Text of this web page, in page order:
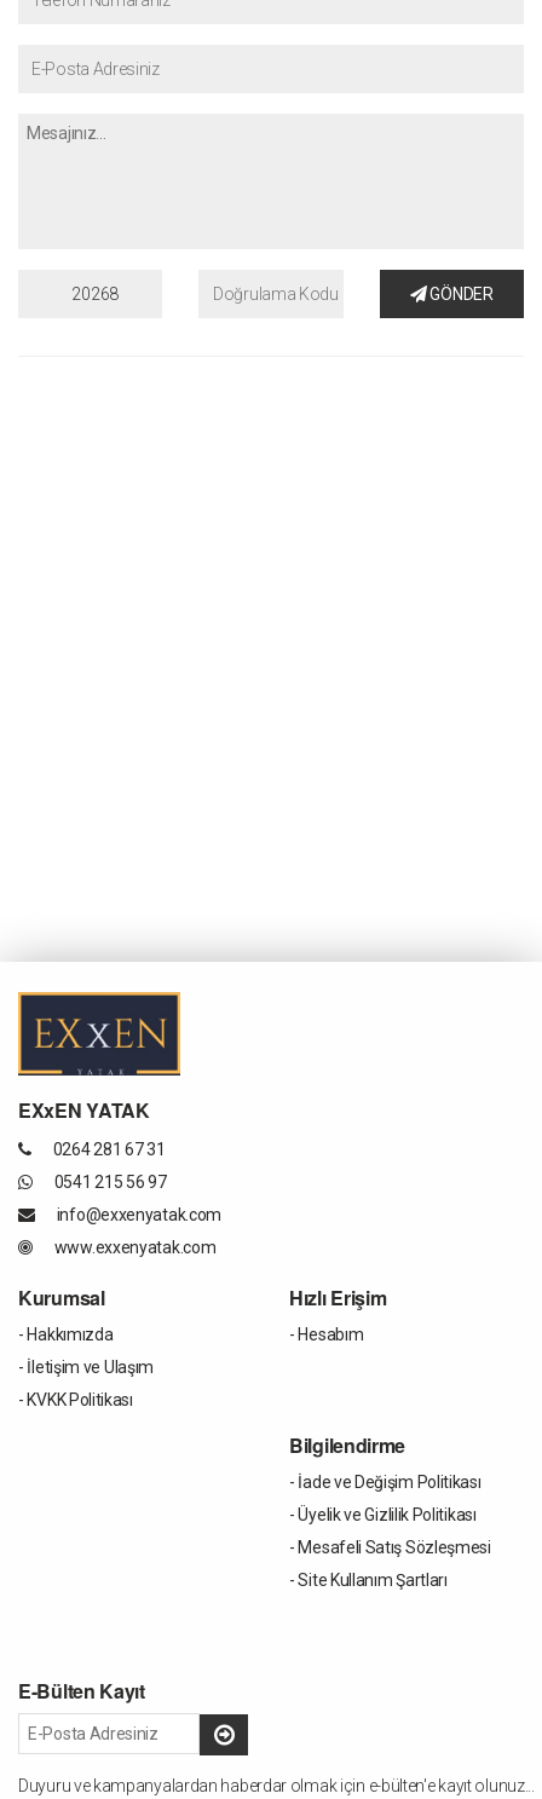
GÖNDER
EXxEN YATAK
0264 281 67 31
0541 215 56 97
info@exxenyatak.com
www.exxenyatak.com
Kurumsal
- Hakkımızda
- İletişim ve Ulaşım
- KVKK Politikası
Hızlı Erişim
- Hesabım
Bilgilendirme
- İade ve Değişim Politikası
- Üyelik ve Gizlilik Politikası
- Mesafeli Satış Sözleşmesi
- Site Kullanım Şartları
E-Bülten Kayıt
Duyuru ve kampanyalardan haberdar olmak için e-bülten'e kayıt olunuz...